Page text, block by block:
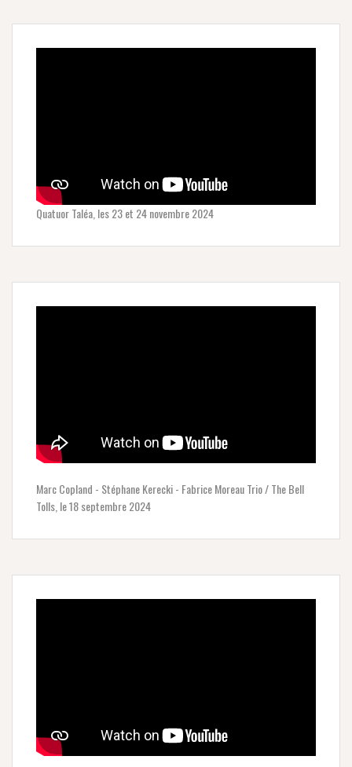
Quatuor Taléa, les 23 et 24 novembre 2024
Marc Copland - Stéphane Kerecki - Fabrice Moreau Trio / The Bell
Tolls, le 18 septembre 2024